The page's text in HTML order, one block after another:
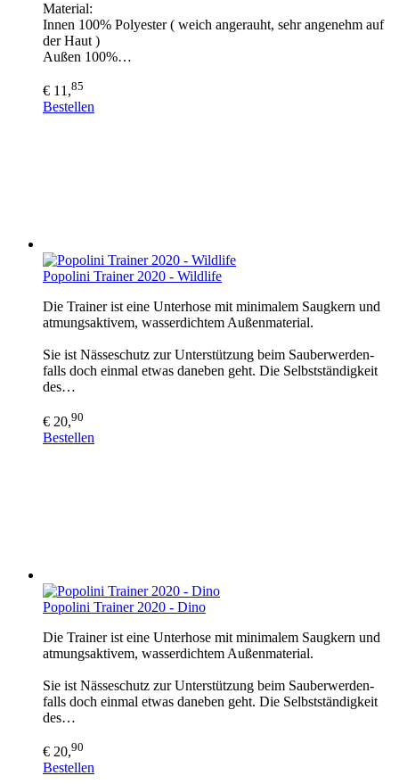
Material:
Innen 100% Polyester ( weich angerauht, sehr angenehm auf
der Haut )
Außen 100%…
€ 11,85
Bestellen
Popolini Trainer 2020 - Wildlife
Die Trainer ist eine Unterhose mit minimalem Saugkern und
atmungsaktivem, wasserdichtem Außenmaterial.
Sie ist Nässeschutz zur Unterstützung beim Sauberwerden-
falls doch einmal etwas daneben geht. Die Selbstständigkeit
des…
€ 20,90
Bestellen
Popolini Trainer 2020 - Dino
Die Trainer ist eine Unterhose mit minimalem Saugkern und
atmungsaktivem, wasserdichtem Außenmaterial.
Sie ist Nässeschutz zur Unterstützung beim Sauberwerden-
falls doch einmal etwas daneben geht. Die Selbstständigkeit
des…
€ 20,90
Bestellen